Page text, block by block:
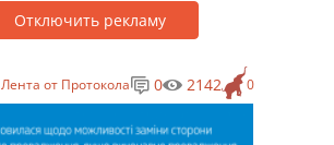
Отключить рекламу
Лента от Протокола 0
0 2142